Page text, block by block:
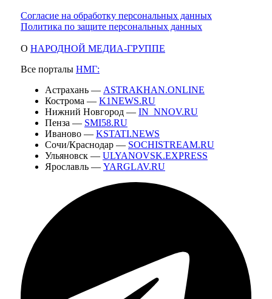
Согласие на обработку персональных данных
Политика по защите персональных данных
О НАРОДНОЙ МЕДИА-ГРУППЕ
Все порталы НМГ:
Астрахань — ASTRAKHAN.ONLINE
Кострома — K1NEWS.RU
Нижний Новгород — IN_NNOV.RU
Пенза — SMI58.RU
Иваново — KSTATI.NEWS
Сочи/Краснодар — SOCHISTREAM.RU
Ульяновск — ULYANOVSK.EXPRESS
Ярославль — YARGLAV.RU